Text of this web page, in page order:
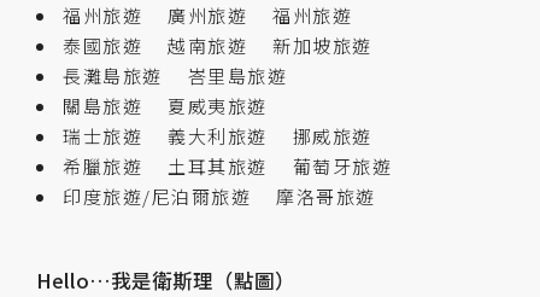
福州旅遊
廣州旅遊
福州旅遊
泰國旅遊
越南旅遊
新加坡旅遊
長灘島旅遊
峇里島旅遊
關島旅遊
夏威夷旅遊
瑞士旅遊
義大利旅遊
挪威旅遊
希臘旅遊
土耳其旅遊
葡萄牙旅遊
印度旅遊/尼泊爾旅遊
摩洛哥旅遊
Hello…我是衛斯理（點圖）